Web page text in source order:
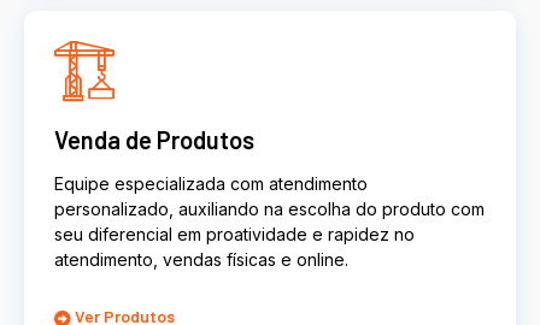
Venda de Produtos
Equipe especializada com atendimento
personalizado, auxiliando na escolha do produto com
seu diferencial em proatividade e rapidez no
atendimento, vendas físicas e online.
Ver Produtos